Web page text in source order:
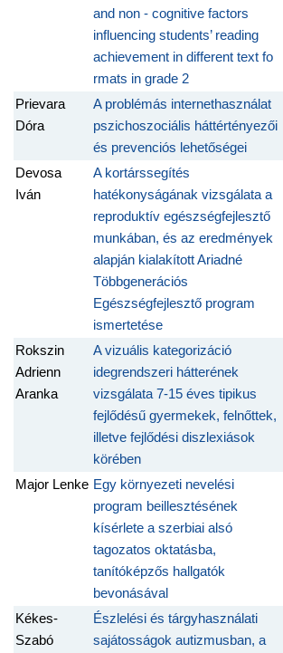
and non - cognitive factors
influencing students’ reading
achievement in different text fo
rmats in grade 2
Prievara
Dóra
A problémás internethasználat
pszichoszociális háttértényezői
és prevenciós lehetőségei
Devosa
Iván
A kortárssegítés
hatékonyságának vizsgálata a
reproduktív egészségfejlesztő
munkában, és az eredmények
alapján kialakított Ariadné
Többgenerációs
Egészségfejlesztő program
ismertetése
Rokszin
Adrienn
Aranka
A vizuális kategorizáció
idegrendszeri hátterének
vizsgálata 7-15 éves tipikus
fejlődésű gyermekek, felnőttek,
illetve fejlődési diszlexiások
körében
Major Lenke Egy környezeti nevelési
program beillesztésének
kísérlete a szerbiai alsó
tagozatos oktatásba,
tanítóképzős hallgatók
bevonásával
Kékes-
Szabó
Észlelési és tárgyhasználati
sajátosságok autizmusban, a